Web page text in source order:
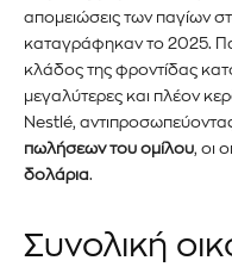
απομειώσεις των παγίων
καταγράφηκαν το 2025.
κλάδος της φροντίδας
μεγαλύτερες και πλέον
Nestlé,
πωλήσεων του ομίλου, οι
δολάρια.
Συνολική